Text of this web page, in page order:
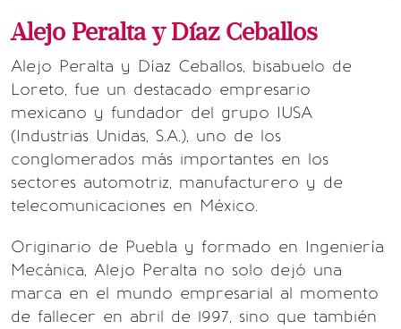
Alejo Peralta y Díaz Ceballos
Alejo Peralta y Díaz Ceballos, bisabuelo de
Loreto, fue un destacado empresario
mexicano y fundador del grupo IUSA
(Industrias Unidas, S.A.), uno de los
conglomerados más importantes en los
sectores automotriz, manufacturero y de
telecomunicaciones en México.
Originario de Puebla y formado en Ingeniería
Mecánica, Alejo Peralta no solo dejó una
marca en el mundo empresarial al momento
de fallecer en abril de 1997, sino que también